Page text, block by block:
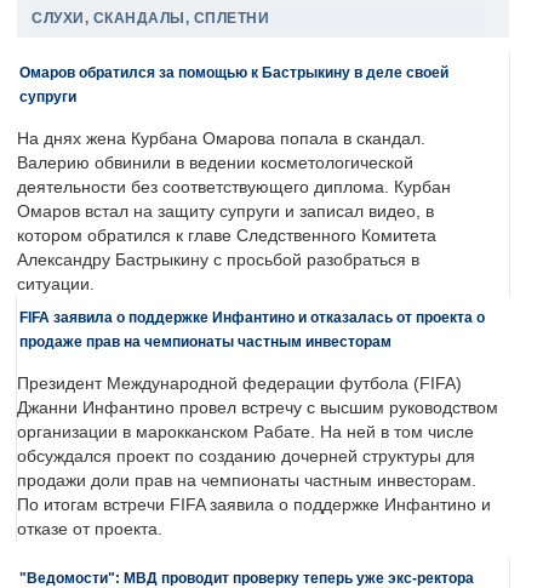
СЛУХИ, СКАНДАЛЫ, СПЛЕТНИ
Омаров обратился за помощью к Бастрыкину в деле своей
супруги
На днях жена Курбана Омарова попала в скандал.
Валерию обвинили в ведении косметологической
деятельности без соответствующего диплома. Курбан
Омаров встал на защиту супруги и записал видео, в
котором обратился к главе Следственного Комитета
Александру Бастрыкину с просьбой разобраться в
ситуации.
FIFA заявила о поддержке Инфантино и отказалась от проекта о
продаже прав на чемпионаты частным инвесторам
Президент Международной федерации футбола (FIFA)
Джанни Инфантино провел встречу с высшим руководством
организации в марокканском Рабате. На ней в том числе
обсуждался проект по созданию дочерней структуры для
продажи доли прав на чемпионаты частным инвесторам.
По итогам встречи FIFA заявила о поддержке Инфантино и
отказе от проекта.
"Ведомости": МВД проводит проверку теперь уже экс-ректора